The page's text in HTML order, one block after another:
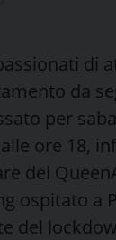
di
da
per
ore 18,
del
ospitato a
del